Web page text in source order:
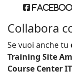
Collabora
Se vuoi anche tu
Training Site
Course Center